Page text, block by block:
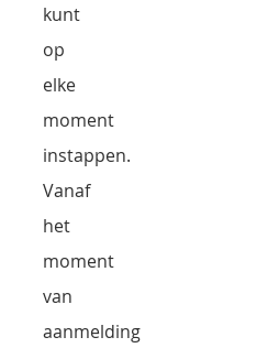
kunt
op
elke
moment
instappen.
Vanaf
het
moment
van
aanmelding